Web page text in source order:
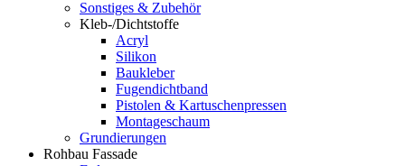
Sonstiges & Zubehör
Kleb-/Dichtstoffe
Acryl
Silikon
Baukleber
Fugendichtband
Pistolen & Kartuschenpressen
Montageschaum
Grundierungen
Rohbau Fassade